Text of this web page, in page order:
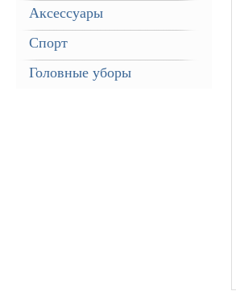
Аксессуары
Спорт
Головные уборы